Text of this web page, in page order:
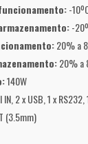
-
-
20% a
20% a
140W
IN, 2 x USB, 1 x RS232,
(3.5mm)